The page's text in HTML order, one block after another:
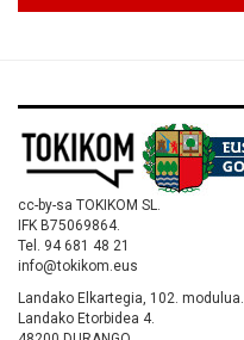
cc-by-sa TOKIKOM SL.
IFK B75069864.
Tel. 94 681 48 21
info@tokikom.eus
Landako Elkartegia, 102. modulua.
Landako Etorbidea 4.